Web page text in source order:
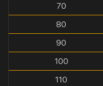
70
80
90
100
110